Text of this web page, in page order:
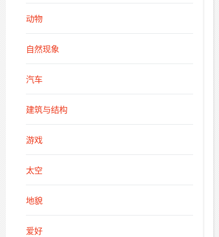
动物
自然现象
汽车
建筑与结构
游戏
太空
地貌
爱好